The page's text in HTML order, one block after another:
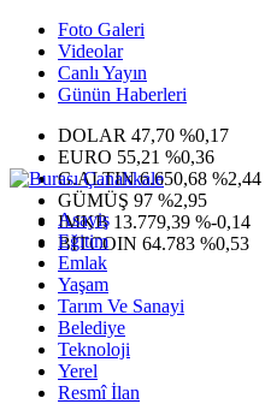
Foto Galeri
Videolar
Canlı Yayın
Günün Haberleri
DOLAR 47,70 %0,17
EURO 55,21 %0,36
G.ALTIN6.650,68 %2,44
GÜMÜŞ 97 %2,95
IMKB 13.779,39 %-0,14
BITCOIN 64.783 %0,53
Asayiş
Eğitim
Emlak
Yaşam
Tarım Ve Sanayi
Belediye
Teknoloji
Yerel
Resmî İlan